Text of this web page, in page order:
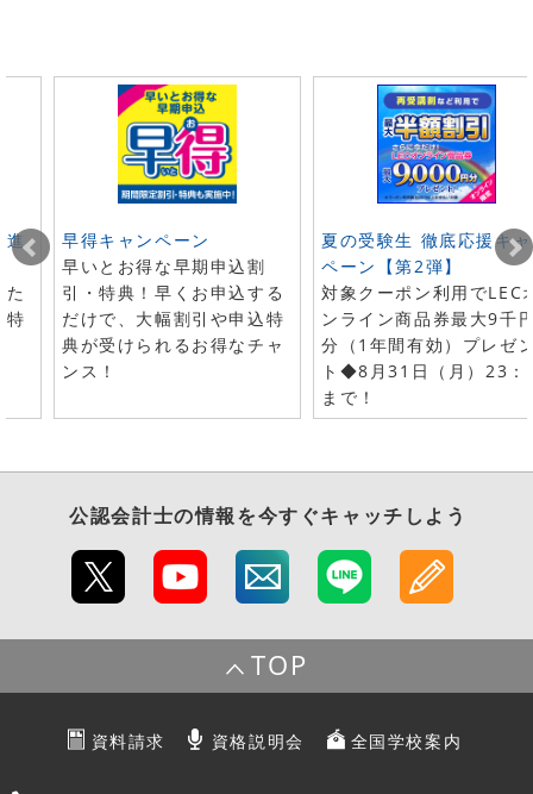
進
特
早得キャンペーン
早いとお得な早期申込割
引・特典！早くお申込する
だけで、大幅割引や申込特
典が受けられるお得なチャ
ンス！
夏の受験生 徹底応援キ
ペーン【第2弾】
対象クーポン利用でLEC
ンライン商品券最大9千
分（1年間有効）プレゼ
ト◆8月31日（月）23：
まで！
公認会計士の情報を今すぐキャッチしよう
TOP
資料請求 資格説明会 全国学校案内